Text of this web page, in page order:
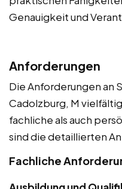
Genauigkeit und
Anforderungen
Die Anforderungen an
Cadolzburg, M
fachliche als auch
sind die detaillierten
Fachliche